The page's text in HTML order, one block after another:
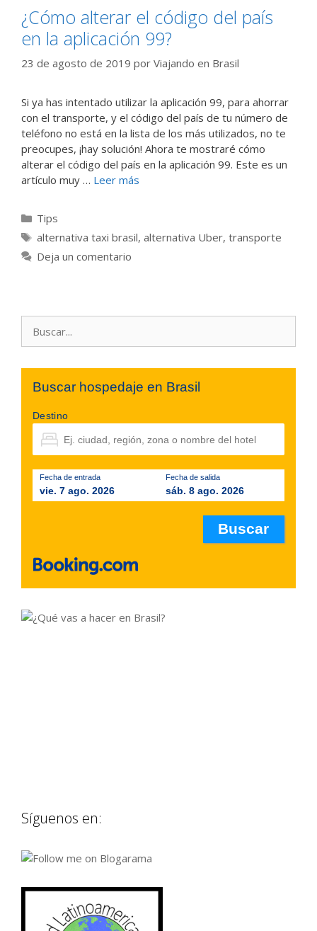
¿Cómo alterar el código del país
en la aplicación 99?
23 de agosto de 2019 por Viajando en Brasil
Si ya has intentado utilizar la aplicación 99, para ahorrar
con el transporte, y el código del país de tu número de
teléfono no está en la lista de los más utilizados, no te
preocupes, ¡hay solución! Ahora te mostraré cómo
alterar el código del país en la aplicación 99. Este es un
artículo muy … Leer más
Categorías
Tips
Etiquetas
alternativa taxi brasil, alternativa Uber, transporte
Deja un comentario
Buscar hospedaje en Brasil
Destino
Fecha de entrada
vie. 7 ago. 2026
Fecha de salida
sáb. 8 ago. 2026
Síguenos en: